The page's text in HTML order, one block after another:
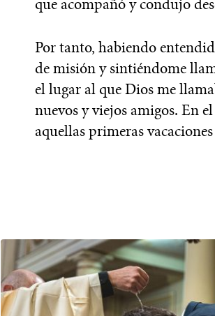
Por tanto, habiendo
de misión y sintiéndome
el lugar al que Dios me
nuevos y viejos amigos. En
aquellas primeras